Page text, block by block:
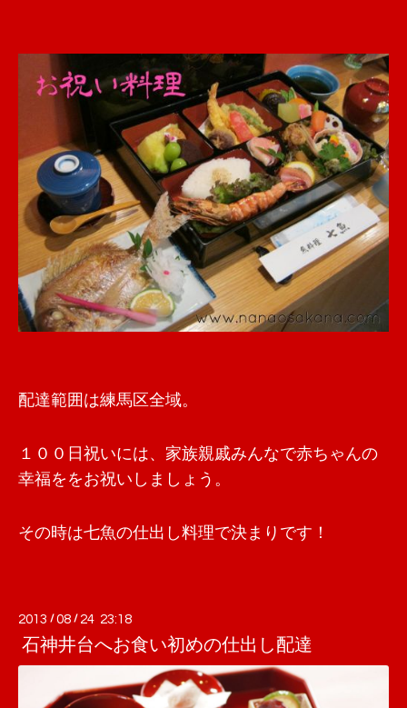
配達範囲は練馬区全域。
１００日祝いには、家族親戚みんなで赤ちゃんの
幸福ををお祝いしましょう。
その時は七魚の仕出し料理で決まりです！
2013 /08 / 24 23:18
石神井台へお食い初めの仕出し配達